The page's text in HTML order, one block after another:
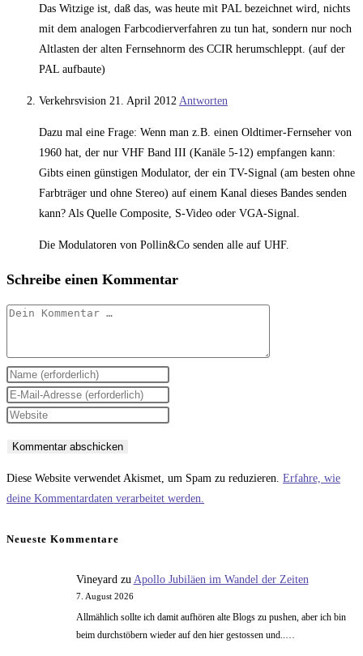
Das Witzige ist, daß das, was heute mit PAL bezeichnet wird, nichts
mit dem analogen Farbcodierverfahren zu tun hat, sondern nur noch
Altlasten der alten Fernsehnorm des CCIR herumschleppt. (auf der
PAL aufbaute)
Verkehrsvision 21. April 2012 Antworten
Dazu mal eine Frage: Wenn man z.B. einen Oldtimer-Fernseher von
1960 hat, der nur VHF Band III (Kanäle 5-12) empfangen kann:
Gibts einen günstigen Modulator, der ein TV-Signal (am besten ohne
Farbträger und ohne Stereo) auf einem Kanal dieses Bandes senden
kann? Als Quelle Composite, S-Video oder VGA-Signal.
Die Modulatoren von Pollin&Co senden alle auf UHF.
Schreibe einen Kommentar
Kommentar
Gib
deinen
Namen
zum
Kommentieren
Gib
deine
Adresse
zum
ein
Gib
URL
ein
Diese Website verwendet Akismet, um Spam zu reduzieren. Erfahre, wie
deine Kommentardaten verarbeitet werden.
Neueste Kommentare
Vineyardzu Apollo Jubiläen im Wandel der Zeiten
7. August 2026
Allmählich sollte ich damit aufhören alte Blogs zu pushen, aber ich bin
beim durchstöbern wieder auf den hier gestossen und..…